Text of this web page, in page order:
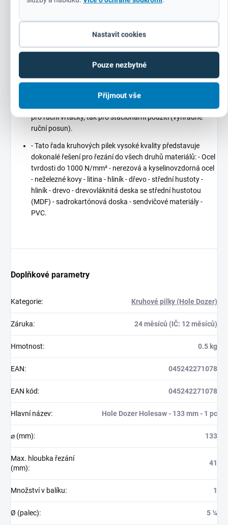
Nastavit cookies
Pouze nezbytné
Přijmout vše
díky tomu se otvory nebudou časem zvětšovat. - Silné
uchycení na upínací trn. - Dokonale provedená kulatá zadní
deska je důležitá zejména pro kruhové pily s větším
Šikmé drážky přispívají k odstraňování a vytlačování jádra.
Aplikace - vysoce kvalitní technika produkce zaručuje
pro ruční vrtačky, tak pro stacionární použití (výhradně
ruční posun).
- Tato řada kruhových pilek vysoké kvality představuje
dokonalé řešení pro řezání do všech druhů materiálů: - Ocel
tvrdosti do 1000 N/mm² - nerezová a kyselinovzdorná ocel
- neželezné kovy - litina - hliník - dřevo - střední hustoty -
hliník - drevo - drevovláknitá deska se střední hustotou
(MDF) - sadrokartónová doska - sendvičové materiály -
PVC.
Doplňkové parametry
Kategorie: Kruhové pilky (Hole Dozer)
Záruka: 24 měsíců (IČ: 12 měsíců)
Hmotnost: 0.5 kg
EAN: 045242271078
EAN kód: 045242271078
Hlavní název: Hole Dozer Holesaw - 133 mm - 1 pc
⌀ (mm): 133
Max. hloubka řezání
(mm):
41
Množství v balíku: 1
Ø (palec): 5 ¼